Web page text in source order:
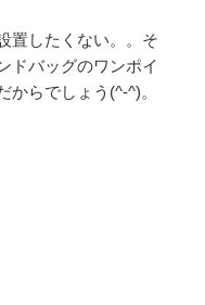
置したくない。。そ
ドバッグのワンポイ
からでしょう(^-^)。